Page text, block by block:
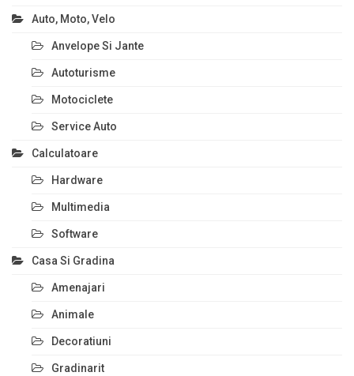
Auto, Moto, Velo
Anvelope Si Jante
Autoturisme
Motociclete
Service Auto
Calculatoare
Hardware
Multimedia
Software
Casa Si Gradina
Amenajari
Animale
Decoratiuni
Gradinarit